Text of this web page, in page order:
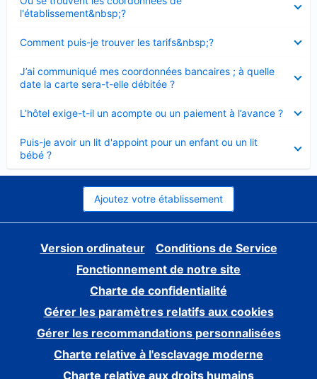
l'établissement&nbsp;?
fermé
Comment puis-je trouver les tarifs&nbsp;?
fermé
J’ai communiqué mes coordonnées bancaires ; à quelle
date la carte sera-t-elle débitée ?
fermé
L’hôtel exige-t-il un acompte ou un paiement à l’avance ?
fermé
Puis-je avoir un lit d'appoint pour un enfant ou un lit
bébé ?
fermé
Ajoutez votre établissement
Version ordinateur
Conditions de Service
Fonctionnement de notre site
Charte de confidentialité
Gérer les paramètres relatifs aux cookies
Gérer les recommandations personnalisées
Charte relative à l'esclavage moderne
Charte relative aux droits humains